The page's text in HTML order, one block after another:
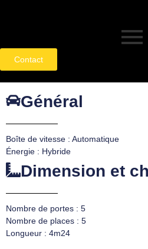
Contact
Général
Boîte de vitesse : Automatique
Énergie : Hybride
Dimension et
Nombre de portes : 5
Nombre de places : 5
Longueur : 4m24